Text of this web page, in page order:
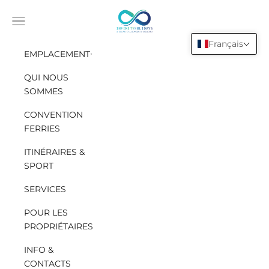
INFINITY HOLIDAYS SAS
Ouvrir le menu de navigation
EMPLACEMENT
QUI NOUS
SOMMES
CONVENTION
FERRIES
ITINÉRAIRES &
SPORT
SERVICES
POUR LES
PROPRIÉTAIRES
INFO &
CONTACTS
Français